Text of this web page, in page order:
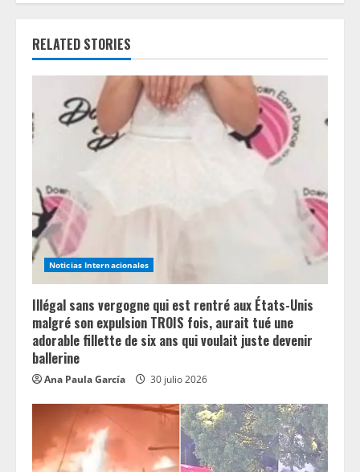
R
a
i
n
g
RELATED STORIES
Noticias Internacionales
Illégal sans vergogne qui est rentré aux États-Unis
malgré son expulsion TROIS fois, aurait tué une
adorable fillette de six ans qui voulait juste devenir
ballerine
Ana Paula García 30 julio 2026